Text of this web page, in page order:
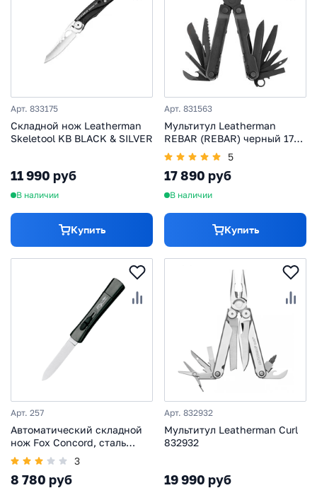
Арт. 833175
Складной нож Leatherman
Skeletool KB BLACK & SILVER
11 990 руб
В наличии
Купить
Арт. 831563
Мультитул Leatherman
REBAR (REBAR) черный 17
функций
5
17 890 руб
В наличии
Купить
Арт. 257
Автоматический складной
нож Fox Concord, сталь
420НС, премиальный
выкидной нож, рукоять
алюминий черный
3
8 780 руб
Арт. 832932
Мультитул Leatherman Curl
832932
19 990 руб